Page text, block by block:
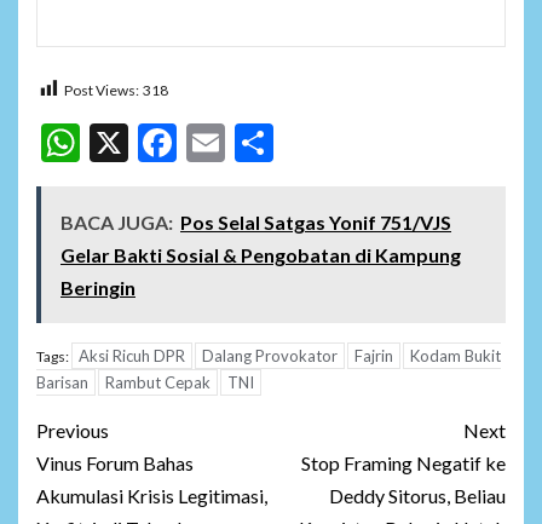
Post Views: 318
WhatsApp
X Facebook
Email
BACA JUGA: Pos Selal Satgas Yonif 751/VJS
Gelar Bakti Sosial & Pengobatan di Kampung
Beringin
Tags: Aksi Ricuh DPR Dalang Provokator Fajrin
Kodam Bukit
Barisan
Rambut Cepak TNI
Post
navigation
Previous
Vinus Forum Bahas
Akumulasi Krisis Legitimasi,
Next
Stop Framing Negatif ke
Deddy Sitorus, Beliau